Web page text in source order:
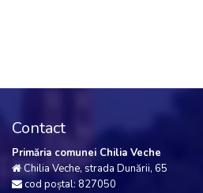
Contact
Primăria comunei Chilia Veche
Chilia Veche, strada Dunării, 65
cod poștal: 827050